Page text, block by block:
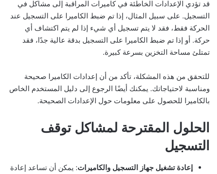
قد تؤدي الإعدادات الخاطئة في كاميرات المراقبة إلى مشاكل في
التسجيل. على سبيل المثال، إذا تم ضبط الكاميرا على التسجيل عند
الحركة فقط، فقد لا يتم تسجيل أي شيء إذا لم يتم اكتشاف أي
حركة. أو إذا تم ضبط الكاميرا على التسجيل بدقة عالية جدًا، فقد
تمتلئ مساحة التخزين بسرعة كبيرة.
للتحقق من هذه المشكلة، تأكد من أن إعدادات الكاميرا صحيحة
ومناسبة لاحتياجاتك. يمكنك أيضًا الرجوع إلى دليل المستخدم الخاص
بالكاميرا للحصول على معلومات حول الإعدادات الصحيحة.
الحلول المقترحة لمشاكل توقف
التسجيل
إعادة تشغيل جهاز التسجيل والكاميرات: يمكن أن تساعد إعادة